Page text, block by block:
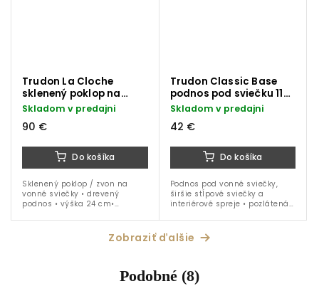
Trudon La Cloche
sklenený poklop na
sviečky 24 cm
Skladom v predajni
90 €
Do košíka
Sklenený poklop / zvon na
vonné sviečky • drevený
podnos • výška 24 cm•
Trudon Classic Base
podnos pod sviečku 11
cm
Skladom v predajni
42 €
Do košíka
Podnos pod vonné sviečky,
širšie stĺpové sviečky a
interiérové spreje • pozlátená
Zobraziť ďalšie
Podobné (8)